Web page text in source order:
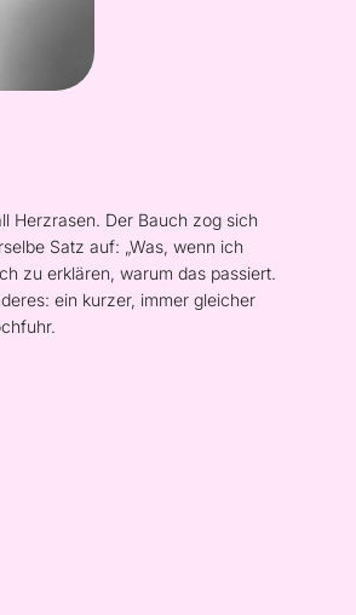
Herzrasen. Der Bauch zog sich
Satz auf: „Was, wenn ich
zu erklären, warum das passiert.
ein kurzer, immer gleicher